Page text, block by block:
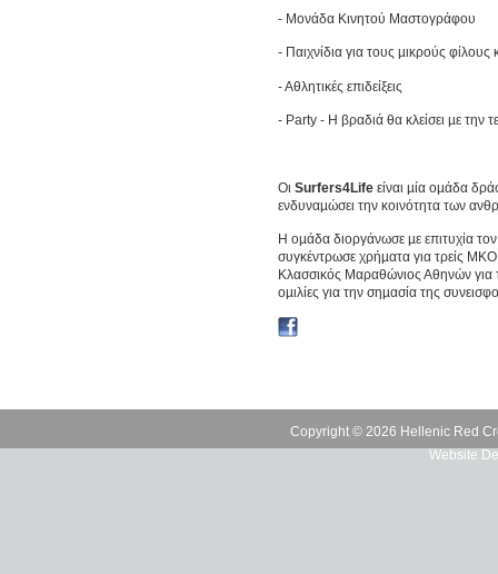
- Μονάδα Κινητού Μαστογράφου
- Παιχνίδια για τους µικρούς φίλους
- Aθλητικές επιδείξεις
- Party - Η βραδιά θα κλείσει µε την
Οι Surfers4Life είναι µία οµάδα
ενδυναµώσει την κοινότητα των
Η οµάδα διοργάνωσε µε επιτυχία
συγκέντρωσε χρήµατα για τρείς
Κλασσικός Μαραθώνιος Αθηνών για
οµιλίες για την σηµασία της
Copyright © 2026 Hellenic Red
Website